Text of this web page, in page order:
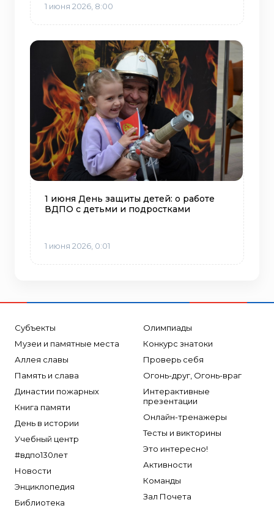
1 июня 2026, 8:00
1 июня День защиты детей: о работе
ВДПО с детьми и подростками
1 июня 2026, 0:01
Субъекты
Музеи и памятные места
Аллея славы
Память и слава
Династии пожарных
Книга памяти
День в истории
Учебный центр
#вдпо130лет
Новости
Энциклопедия
Библиотека
Олимпиады
Конкурс знатоки
Проверь себя
Огонь-друг, Огонь-враг
Интерактивные
презентации
Онлайн-тренажеры
Тесты и викторины
Это интересно!
Активности
Команды
Зал Почета